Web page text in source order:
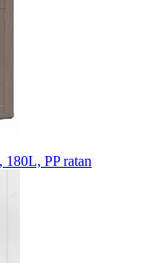
180L, PP ratan